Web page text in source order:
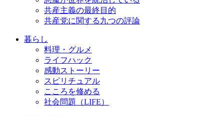
共産主義の最終目的
共産党に関する九つの評論
暮らし
料理・グルメ
ライフハック
感動ストーリー
スピリチュアル
こころを修める
社会問題（LIFE）